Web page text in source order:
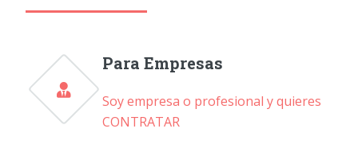
Para Empresas
Soy empresa o profesional y quieres
CONTRATAR